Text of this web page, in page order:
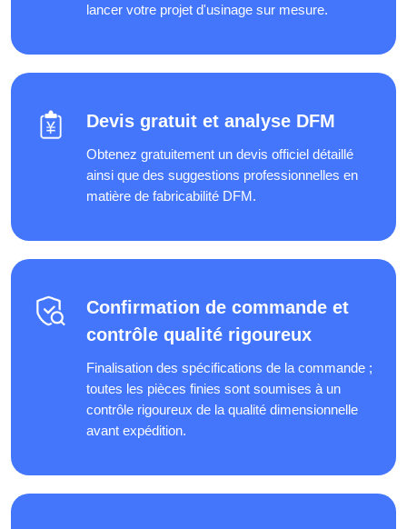
lancer votre projet d'usinage sur mesure.
Devis gratuit et analyse DFM
Obtenez gratuitement un devis officiel détaillé
ainsi que des suggestions professionnelles en
matière de fabricabilité DFM.
Confirmation de commande et
contrôle qualité rigoureux
Finalisation des spécifications de la commande ;
toutes les pièces finies sont soumises à un
contrôle rigoureux de la qualité dimensionnelle
avant expédition.